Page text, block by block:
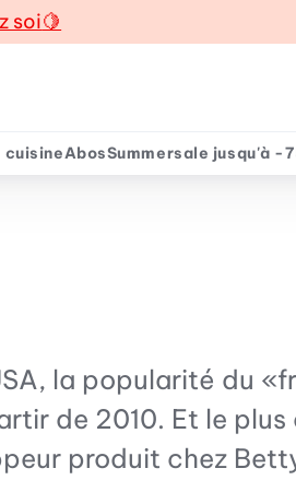
soi🍋
cuisineAbosSummersale jusqu'à -
la popularité du
de 2010. Et le
produit chez